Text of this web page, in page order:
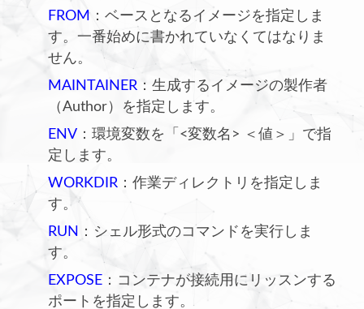
FROM ：ベースとなるイメージを指定しま
す。一番始めに書かれていなくてはなりま
せん。
MAINTAINER ：生成するイメージの製作者
（Author）を指定します。
ENV ：環境変数を「<変数名> ＜値＞」で指
定します。
WORKDIR ：作業ディレクトリを指定しま
す。
RUN
：シェル形式のコマンドを実行しま
す。
EXPOSE ：コンテナが接続用にリッスンする
ポートを指定します。